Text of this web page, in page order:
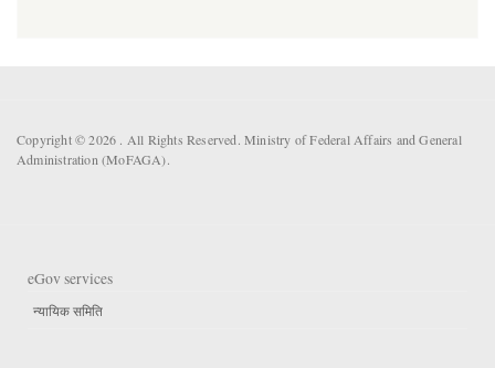
Copyright © 2026 . All Rights Reserved. Ministry of Federal Affairs and General
Administration (MoFAGA).
eGov services
न्यायिक समिति